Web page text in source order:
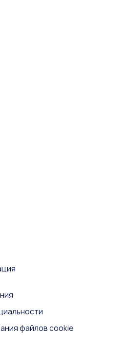
файлов cookie